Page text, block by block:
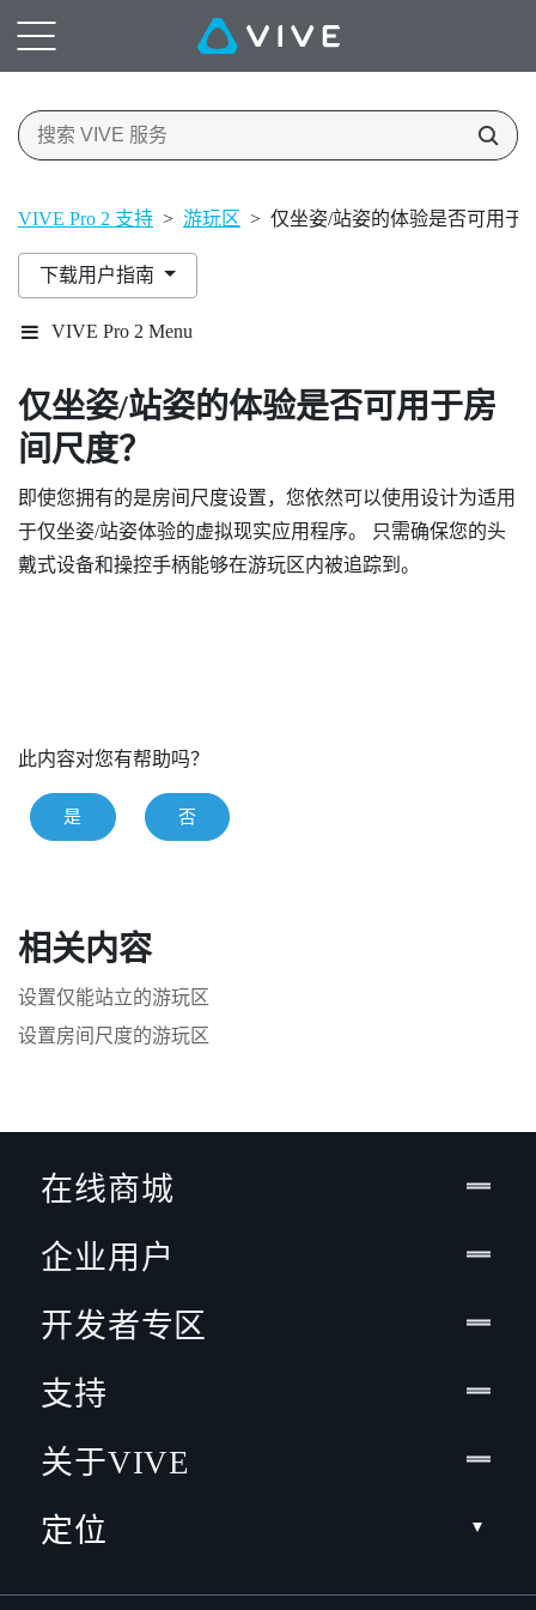
VIVE Pro 2 支持 > 游玩区 > 仅坐姿/站姿的体验是否可用于
下载用户指南
VIVE Pro 2 Menu
仅坐姿/站姿的体验是否可用于房
间尺度？
即使您拥有的是房间尺度设置，您依然可以使用设计为适用
于仅坐姿/站姿体验的虚拟现实应用程序。 只需确保您的头
戴式设备和操控手柄能够在游玩区内被追踪到。
此内容对您有帮助吗？
是 否
相关内容
设置仅能站立的游玩区
设置房间尺度的游玩区
在线商城
企业用户
开发者专区
支持
关于VIVE
定位